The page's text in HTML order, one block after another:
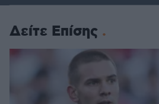
Δείτε Επίσης